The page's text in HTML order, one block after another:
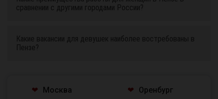
сравнении с другими городами России?
Какие вакансии для девушек наиболее востребованы в
Пензе?
Москва
Оренбург